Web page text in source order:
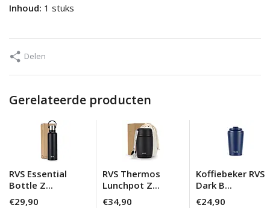
Inhoud: 1 stuks
Delen
Gerelateerde producten
RVS Essential
Bottle Z...
€29,90
RVS Thermos
Lunchpot Z...
€34,90
Koffiebeker RVS
Dark B...
€24,90